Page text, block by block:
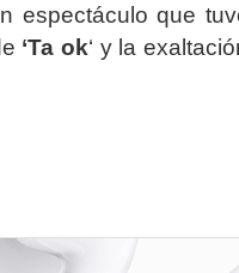
espectáculo que
‘Ta ok‘ y la